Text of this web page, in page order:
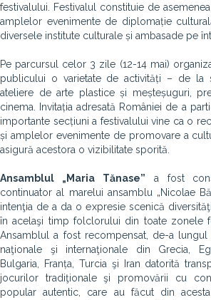
festivalului. Festivalul constituie de
amplelor evenimente de diplomație
diversele institute culturale și ambasade pe
Pe parcursul celor 3 zile (12-14 mai)
publicului o varietate de activități – de la
ateliere de arte plastice și meșteșuguri,
cinema. Invitația adresată României de a
importante secțiuni a festivalului vine ca o
și amplelor evenimente de promovare a
asigură acestora o vizibilitate sporită.
Ansamblul „Maria Tănase” a fost
continuator al marelui ansamblu „Nicolae
intenţia de a da o expresie scenică
în acelaşi timp folclorului din toate zonele
Ansamblul a fost recompensat, de-a
naţionale şi internaţionale din Grecia,
Bulgaria, Franța, Turcia şi Iran datorită
jocurilor tradiţionale şi promovării cu
popular autentic, care au făcut din